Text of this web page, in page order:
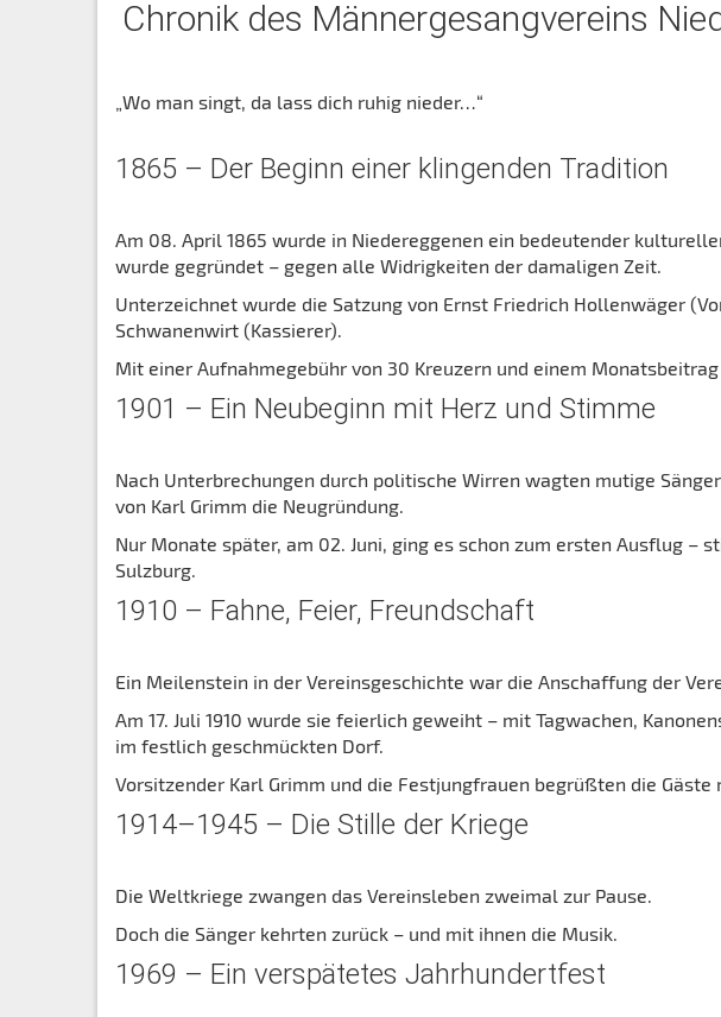
Chronik des Männergesangvereins
„Wo man singt, da lass dich ruhig nieder…“
1865 – Der Beginn einer klingenden Tradition
Am 08. April 1865 wurde in Niedereggenen ein bedeutender
wurde gegründet – gegen alle Widrigkeiten der damaligen Zeit.
Unterzeichnet wurde die Satzung von Ernst Friedrich Hollenwäger
Schwanenwirt (Kassierer).
Mit einer Aufnahmegebühr von 30 Kreuzern und einem
1901 – Ein Neubeginn mit Herz und Stimme
Nach Unterbrechungen durch politische Wirren wagten mutige
von Karl Grimm die Neugründung.
Nur Monate später, am 02. Juni, ging es schon zum ersten Ausflug –
Sulzburg.
1910 – Fahne, Feier, Freundschaft
Ein Meilenstein in der Vereinsgeschichte war die Anschaffung der
Am 17. Juli 1910 wurde sie feierlich geweiht – mit Tagwachen,
im festlich geschmückten Dorf.
Vorsitzender Karl Grimm und die Festjungfrauen begrüßten die Gäste
1914–1945 – Die Stille der Kriege
Die Weltkriege zwangen das Vereinsleben zweimal zur Pause.
Doch die Sänger kehrten zurück – und mit ihnen die Musik.
1969 – Ein verspätetes Jahrhundertfest